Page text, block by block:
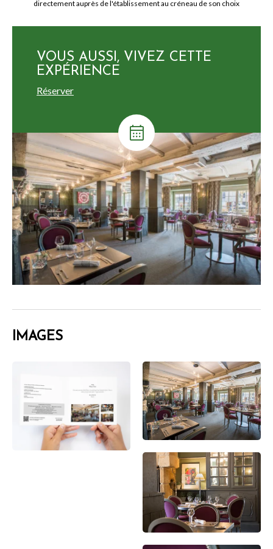
directement auprès de l'établissement au créneau de son choix
VOUS AUSSI, VIVEZ CETTE
EXPÉRIENCE
Réserver
IMAGES